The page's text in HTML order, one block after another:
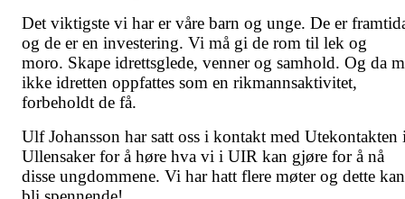
Det viktigste vi har er våre barn og unge. De er
og de er en investering. Vi må gi de rom til lek og
moro. Skape idrettsglede, venner og samhold. Og da
ikke idretten oppfattes som en rikmannsaktivitet,
forbeholdt de få.
Ulf Johansson har satt oss i kontakt med Utekontakten
Ullensaker for å høre hva vi i UIR kan gjøre for å nå
disse ungdommene. Vi har hatt flere møter og dette kan